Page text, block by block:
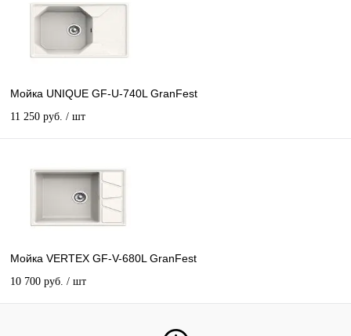
Мойка UNIQUE GF-U-740L GranFest
11 250 руб. / шт
Мойка VERTEX GF-V-680L GranFest
10 700 руб. / шт